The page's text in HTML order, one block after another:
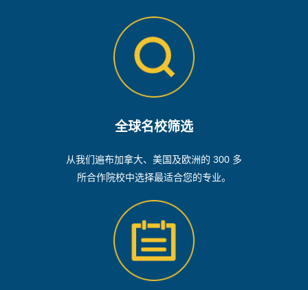
全球名校筛选
从我们遍布加拿大、美国及欧洲的 300 多
所合作院校中选择最适合您的专业。